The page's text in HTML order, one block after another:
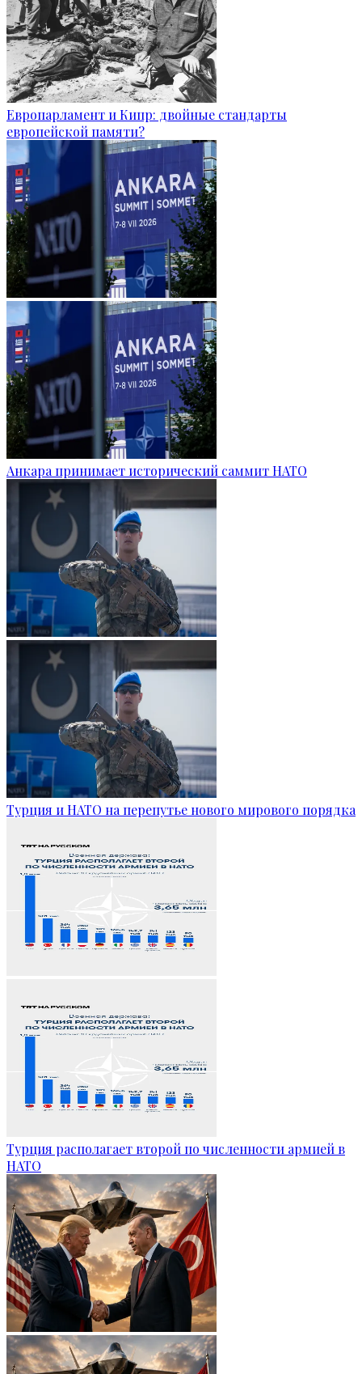
Европарламент и Кипр: двойные стандарты
европейской памяти?
Анкара принимает исторический саммит НАТО
Турция и НАТО на перепутье нового мирового порядка
Турция располагает второй по численности армией в
НАТО